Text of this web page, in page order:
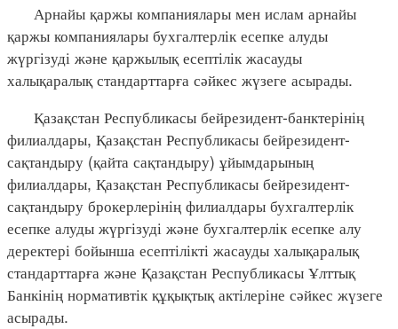
Арнайы қаржы компаниялары мен ислам арнайы
қаржы компаниялары бухгалтерлік есепке алуды
жүргізуді және қаржылық есептілік жасауды
халықаралық стандарттарға сәйкес жүзеге асырады.
Қазақстан Республикасы бейрезидент-банктерінің
филиалдары, Қазақстан Республикасы бейрезидент-
сақтандыру (қайта сақтандыру) ұйымдарының
филиалдары, Қазақстан Республикасы бейрезидент-
сақтандыру брокерлерінің филиалдары бухгалтерлік
есепке алуды жүргізуді және бухгалтерлік есепке алу
деректері бойынша есептілікті жасауды халықаралық
стандарттарға және Қазақстан Республикасы Ұлттық
Банкінің нормативтік құқықтық актілеріне сәйкес жүзеге
асырады.